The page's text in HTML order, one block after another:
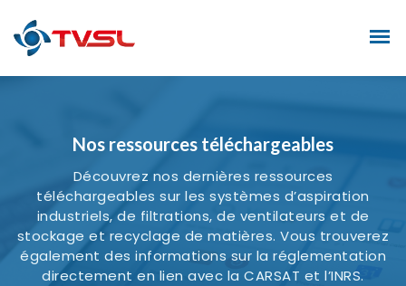
Nos ressources téléchargeables
Découvrez nos dernières ressources
téléchargeables sur les systèmes d’aspiration
industriels, de filtrations, de ventilateurs et de
stockage et recyclage de matières. Vous trouverez
également des informations sur la réglementation
directement en lien avec la CARSAT et l’INRS.